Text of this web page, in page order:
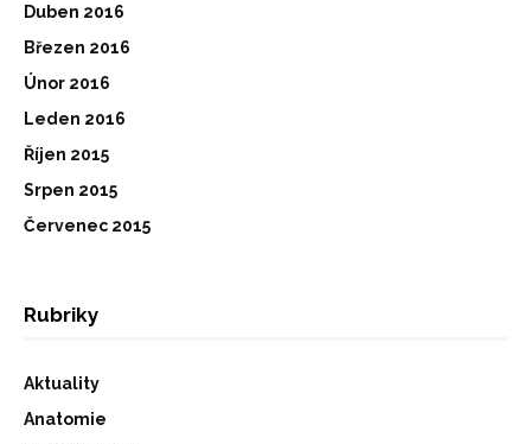
Duben 2016
Březen 2016
Únor 2016
Leden 2016
Říjen 2015
Srpen 2015
Červenec 2015
Rubriky
Aktuality
Anatomie